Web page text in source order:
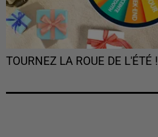
TOURNEZ LA ROUE DE L'ÉTÉ !